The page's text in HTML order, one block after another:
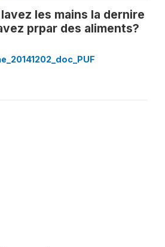
les mains la dernire
prpar des aliments?